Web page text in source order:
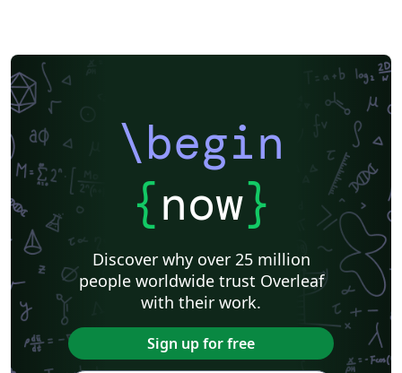
\begin
{now}
Discover why over 25 million
people worldwide trust Overleaf
with their work.
Sign up for free